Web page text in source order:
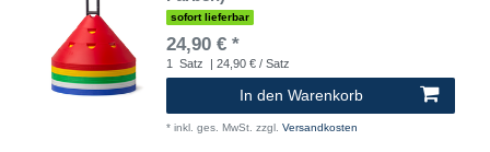
sofort lieferbar
24,90 € *
1 Satz | 24,90 € / Satz
In den Warenkorb
* inkl. ges. MwSt. zzgl. Versandkosten